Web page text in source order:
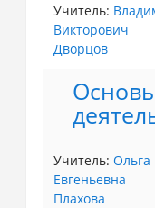
Учитель:
Викторович
Дворцов
Учитель: Ольга
Евгеньевна
Плахова